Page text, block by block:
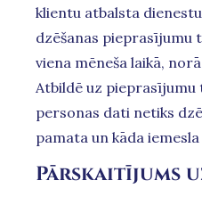
klientu atbalsta
dzēšanas pieprasījumu
viena mēneša laikā,
Atbildē uz
personas dati netiks
pamata un kāda iemesla
Pārskaitījums